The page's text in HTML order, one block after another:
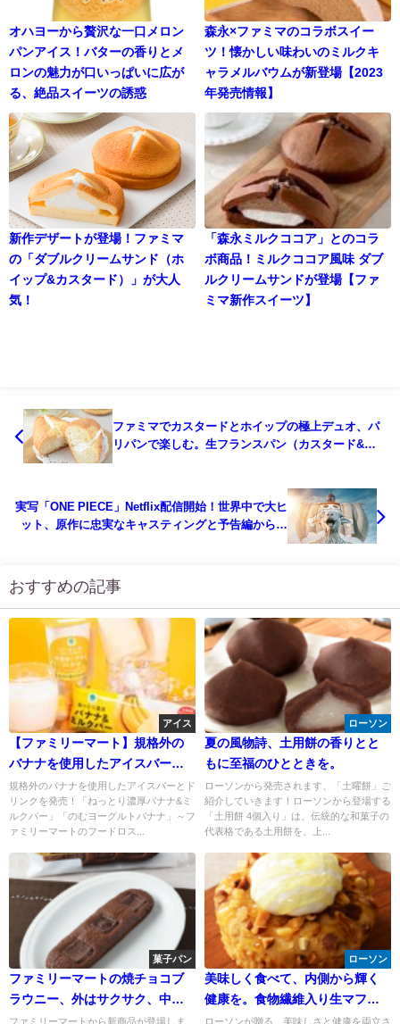
オハヨーから贅沢な一口メロン
パンアイス！バターの香りとメ
ロンの魅力が口いっぱいに広が
る、絶品スイーツの誘惑
森永×ファミマのコラボスイー
ツ！懐かしい味わいのミルクキ
ャラメルバウムが新登場【2023
年発売情報】
新作デザートが登場！ファミマ
の「ダブルクリームサンド（ホ
イップ&カスタード）」が大人
気！
「森永ミルクココア」とのコラ
ボ商品！ミルクココア風味 ダブ
ルクリームサンドが登場【ファ
ミマ新作スイーツ】
ファミマでカスタードとホイップの極上デュオ、パ
リパンで楽しむ。生フランスパン（カスタード&ホ
実写「ONE PIECE」Netflix配信開始！世界中で大ヒ
ット、原作に忠実なキャスティングと予告編から期
おすすめの記事
アイス
【ファミリーマート】規格外の
バナナを使用したアイスバーと
ドリンクを発売！「ねっとり濃
厚バナナ&ミルクバー」
規格外のバナナを使用したアイスバーとド
リンクを発売！「ねっとり濃厚バナナ&ミ
ルクバー」「のむヨーグルトバナナ」～フ
ァミリーマートのフードロス...
ローソン
夏の風物詩、土用餅の香りとと
もに至福のひとときを。
ローソンから発売されます、「土曜餅」ご
紹介していきます！ローソンから登場する
「土用餅 4個入り」は、伝統的な和菓子の
代表格である土用餅を、上...
菓子パン
ファミリーマートの焼チョコブ
ラウニー、外はサクサク、中は
しっとり濃厚。一つ食べれば、
ファミリーマートから新商品が登場しま
ローソン
美味しく食べて、内側から輝く
健康を。食物繊維入り生マフィ
ン。
ローソンが贈る、美味しさと健康を両立さ